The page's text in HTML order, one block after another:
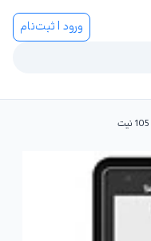
ورود | ثبت‌نام